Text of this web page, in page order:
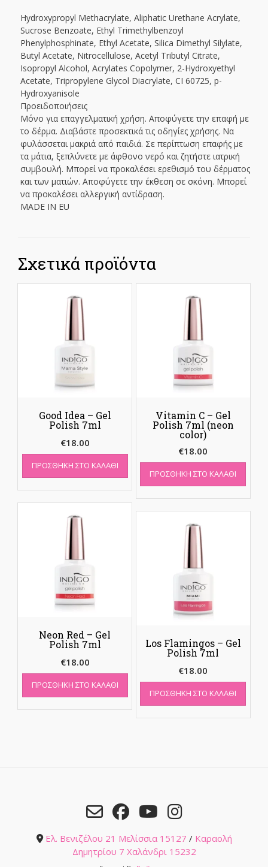
Hydroxypropyl Methacrylate, Aliphatic Urethane Acrylate,
Sucrose Benzoate, Ethyl Trimethylbenzoyl
Phenylphosphinate, Ethyl Acetate, Silica Dimethyl Silylate,
Butyl Acetate, Nitrocellulose, Acetyl Tributyl Citrate,
Isopropyl Alcohol, Acrylates Copolymer, 2-Hydroxyethyl
Acetate, Tripropylene Glycol Diacrylate, CI 60725, p-
Hydroxyanisole
Προειδοποιήσεις
Μόνο για επαγγελματική χρήση. Αποφύγετε την επαφή με
το δέρμα. Διαβάστε προσεκτικά τις οδηγίες χρήσης. Να
φυλάσσεται μακριά από παιδιά. Σε περίπτωση επαφής με
τα μάτια, ξεπλύνετε με άφθονο νερό και ζητήστε ιατρική
συμβουλή. Μπορεί να προκαλέσει ερεθισμό του δέρματος
και των ματιών. Αποφύγετε την έκθεση σε σκόνη. Μπορεί
να προκαλέσει αλλεργική αντίδραση.
MADE IN EU
Σχετικά προϊόντα
Good Idea – Gel
Polish 7ml
€18.00
ΠΡΟΣΘΉΚΗ ΣΤΟ ΚΑΛΆΘΙ
Vitamin C – Gel
Polish 7ml (neon
color)
€18.00
ΠΡΟΣΘΉΚΗ ΣΤΟ ΚΑΛΆΘΙ
Neon Red – Gel
Polish 7ml
€18.00
ΠΡΟΣΘΉΚΗ ΣΤΟ ΚΑΛΆΘΙ
Los Flamingos – Gel
Polish 7ml
€18.00
ΠΡΟΣΘΉΚΗ ΣΤΟ ΚΑΛΆΘΙ
Ελ. Βενιζέλου 21 Μελίσσια 15127 / Καραολή
Δημητρίου 7 Χαλάνδρι 15232